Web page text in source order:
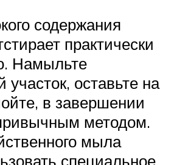
содержания
практически
Намыльте
участок, оставьте на
в завершении
методом.
мыла
специальное